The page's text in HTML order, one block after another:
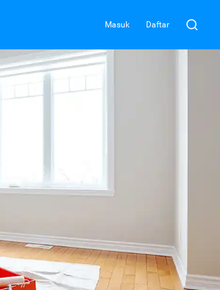
Masuk Daftar